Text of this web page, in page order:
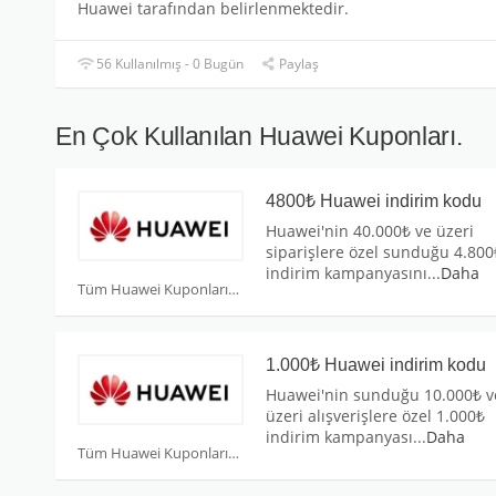
Huawei tarafından belirlenmektedir.
56 Kullanılmış - 0 Bugün Paylaş
En Çok Kullanılan Huawei Kuponları.
Tüm Huawei Kuponları
4800₺ Huawei indirim kodu
Huawei'nin 40.000₺ ve üzeri
siparişlere özel sunduğu
indirim kampanyasını...Daha
Tüm Huawei Kuponları
1.000₺ Huawei indirim kodu
Huawei'nin sunduğu 10.000₺
üzeri alışverişlere özel 1.000₺
indirim kampanyası...Daha